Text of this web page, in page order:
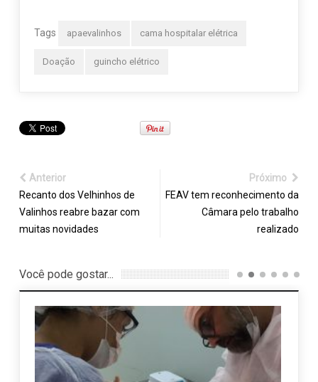
Tags apaevalinhos cama hospitalar elétrica
Doação guincho elétrico
Anterior
Recanto dos Velhinhos de
Valinhos reabre bazar com
muitas novidades
Próximo
FEAV tem reconhecimento da
Câmara pelo trabalho
realizado
Você pode gostar...